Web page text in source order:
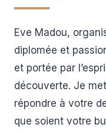
Eve Madou,
diplomée et
et portée par
découverte. Je
répondre à votre
que soient votre